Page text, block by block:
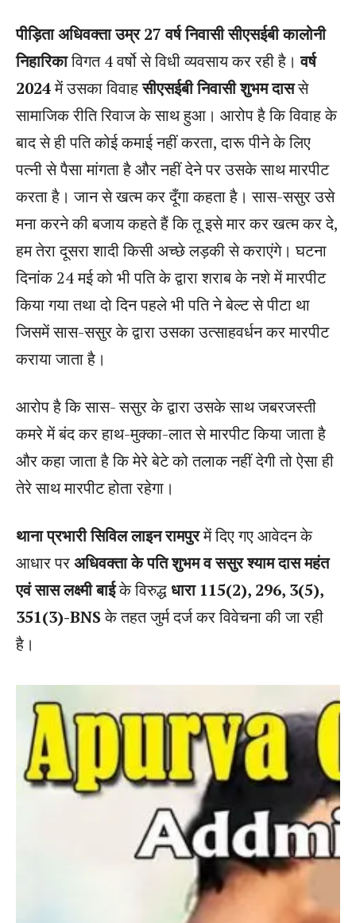
पीड़िता अधिवक्ता उम्र 27 वर्ष निवासी सीएसईबी कालोनी
निहारिकाविगत 4 वर्षो से विधी व्यवसाय कर रही है। वर्ष
2024में उसका विवाहसीएसईबी निवासी शुभम दाससे
सामाजिक रीति रिवाज के साथ हुआ। आरोप है कि विवाह के
बाद से ही पति कोई कमाई नहीं करता, दारू पीने के लिए
पत्नी से पैसा मांगता है और नहीं देने पर उसके साथ मारपीट
करता है। जान से खत्म कर दूँगा कहता है। सास-ससुर उसे
मना करने की बजाय कहते हैं कि तू इसे मार कर खत्म कर दे,
हम तेरा दूसरा शादी किसी अच्छे लड़की से कराएंगे। घटना
दिनांक 24 मई को भी पति के द्वारा शराब के नशे में मारपीट
किया गया तथा दो दिन पहले भी पति ने बेल्ट से पीटा था
जिसमें सास-ससुर के द्वारा उसका उत्साहवर्धन कर मारपीट
कराया जाता है।
आरोप है कि सास- ससुर के द्वारा उसके साथ जबरजस्ती
कमरे में बंद कर हाथ-मुक्का-लात से मारपीट किया जाता है
और कहा जाता है कि मेरे बेटे को तलाक नहीं देगी तो ऐसा ही
तेरे साथ मारपीट होता रहेगा।
थाना प्रभारी सिविल लाइन रामपुरमें दिए गए आवेदन के
आधार परअधिवक्ता के पति शुभम व ससुर श्याम दास महंत
एवं सास लक्ष्मी बाईके विरुद्धधारा 115(2), 296, 3(5),
351(3)-BNSके तहत जुर्म दर्ज कर विवेचना की जा रही
है।